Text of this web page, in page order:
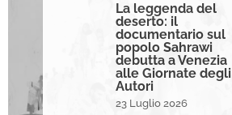
La leggenda del
deserto: il
documentario sul
popolo Sahrawi
debutta a Venezia
alle Giornate degli
Autori
23 Luglio 2026